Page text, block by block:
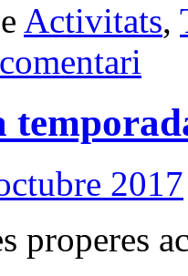
Activitats,
2017
properes